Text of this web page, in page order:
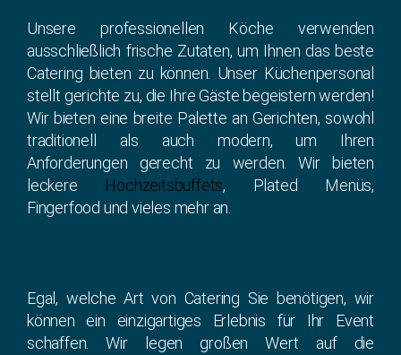
Unsere professionellen Köche verwenden
ausschließlich frische Zutaten, um Ihnen das beste
Catering bieten zu können. Unser Küchenpersonal
stellt gerichte zu, die Ihre Gäste begeistern werden!
Wir bieten eine breite Palette an Gerichten, sowohl
traditionell als auch modern, um Ihren
Anforderungen gerecht zu werden. Wir bieten
leckere Hochzeitsbuffets, Plated Menüs,
Fingerfood und vieles mehr an.
Egal, welche Art von Catering Sie benötigen, wir
können ein einzigartiges Erlebnis für Ihr Event
schaffen. Wir legen großen Wert auf die